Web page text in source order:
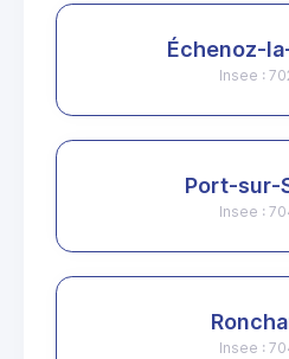
Échenoz-
Insee :
Port-sur-
Insee :
Insee :